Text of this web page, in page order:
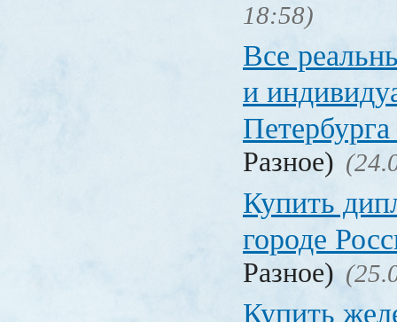
18:58)
Все
и
Петербурга
Разное)
Купить
городе
Разное)
Купить